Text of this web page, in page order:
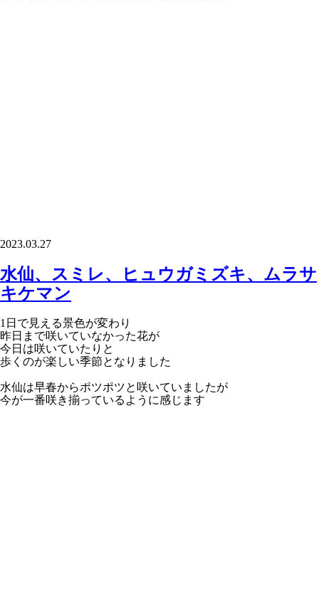
2023.03.27
水仙、スミレ、ヒュウガミズキ、ムラサ
キケマン
1日で見える景色が変わり
昨日まで咲いていなかった花が
今日は咲いていたりと
歩くのが楽しい季節となりました
水仙は早春からポツポツと咲いていましたが
今が一番咲き揃っているように感じます